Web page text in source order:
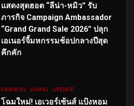
แสดงสุดฮอต “ลีน่า-หมิว” รับ
ภารกิจ Campaign Ambassador
“Grand Grand Sale 2026” ปลุก
เอเนอร์จี้มหกรรมช้อปกลางปีสุด
คึกคัก
FASHION LIVING UPDATE
โฉมใหม่! เอเวอร์เซ้นส์ แป้งหอม